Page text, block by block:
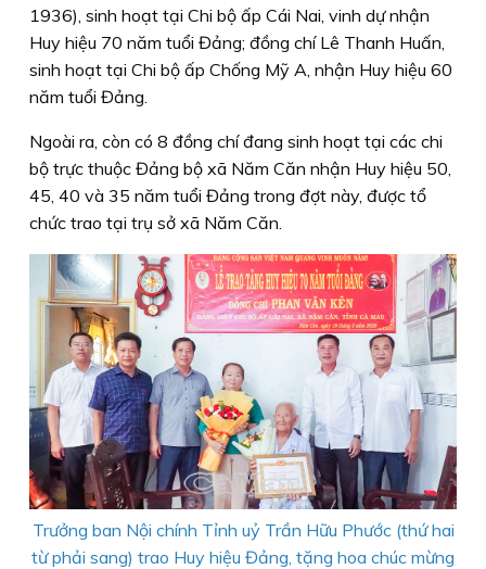
1936), sinh hoạt tại Chi bộ ấp Cái Nai, vinh dự nhận
Huy hiệu 70 năm tuổi Đảng; đồng chí Lê Thanh Huấn,
sinh hoạt tại Chi bộ ấp Chống Mỹ A, nhận Huy hiệu 60
năm tuổi Đảng.
Ngoài ra, còn có 8 đồng chí đang sinh hoạt tại các chi
bộ trực thuộc Đảng bộ xã Năm Căn nhận Huy hiệu 50,
45, 40 và 35 năm tuổi Đảng trong đợt này, được tổ
chức trao tại trụ sở xã Năm Căn.
Trưởng ban Nội chính Tỉnh uỷ Trần Hữu Phước (thứ hai
từ phải sang) trao Huy hiệu Đảng, tặng hoa chúc mừng